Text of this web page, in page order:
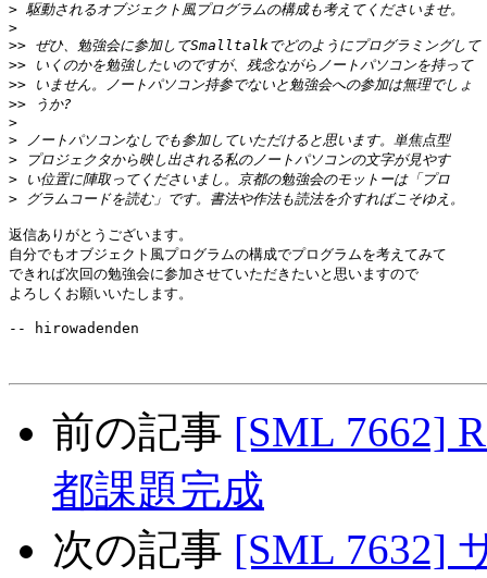
>
>
>>
>>
>>
>>
>
>
>
>
>
返信ありがとうございます。
自分でもオブジェクト風プログラムの構成でプログラムを考えてみて
できれば次回の勉強会に参加させていただきたいと思いますので
よろしくお願いいたします。
-- hirowadenden
前の記事 [SML 7662]
都課題完成
次の記事 [SML 7632]